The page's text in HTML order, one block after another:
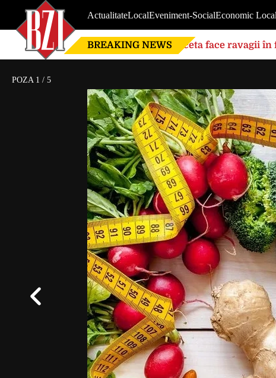
ActualitateLocalEveniment-SocialEconomic Local
BREAKING NEWS Seceta face ravagii
din cauza
POZA 1 / 5